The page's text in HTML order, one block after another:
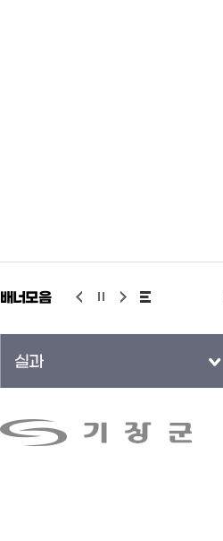
배너모음
기상청 누리예보
실과